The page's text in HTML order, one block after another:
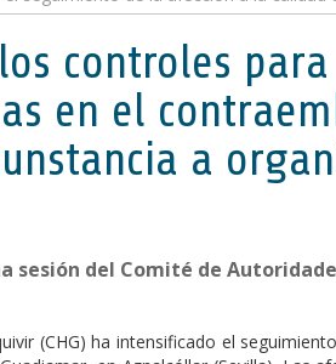
los controles
en el
a
sesión del Comité de
(CHG) ha intensificado el